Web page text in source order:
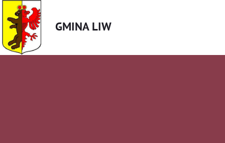
GMINA LIW